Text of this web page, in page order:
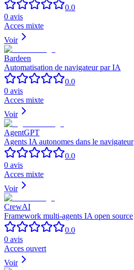
0.0
0 avis
Acces mixte
Voir
Bardeen
Automatisation de navigateur par IA
0.0
0 avis
Acces mixte
Voir
AgentGPT
Agents IA autonomes dans le navigateur
0.0
0 avis
Acces mixte
Voir
CrewAI
Framework multi-agents IA open source
0.0
0 avis
Acces ouvert
Voir